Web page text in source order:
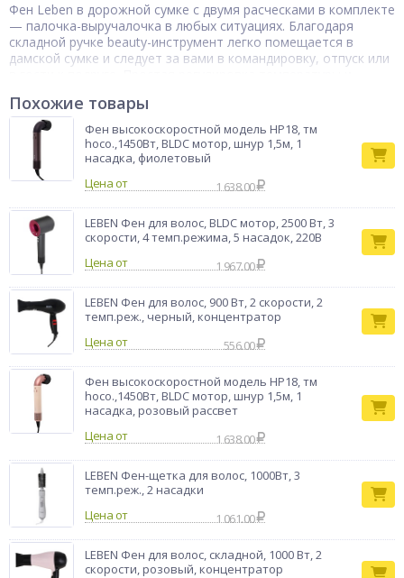
Фен Leben в дорожной сумке с двумя расческами в комплекте
— палочка-выручалочка в любых ситуациях. Благодаря
складной ручке beauty-инструмент легко помещается в
дамской сумке и следует за вами в командировку, отпуск или
Leben под потребности именно ваших волос.
Тип товара
Фен для волос
Leben
Похожие товары
Фен высокоскоростной модель HP18, тм
hoco.,1450Вт, BLDC мотор, шнур 1,5м, 1
насадка, фиолетовый
Цена от
1 638.00
LEBEN Фен для волос, BLDC мотор, 2500 Вт, 3
скорости, 4 темп.режима, 5 насадок, 220В
Цена от
1 967.00
LEBEN Фен для волос, 900 Вт, 2 скорости, 2
темп.реж., черный, концентратор
Цена от
556.00
Фен высокоскоростной модель HP18, тм
hoco.,1450Вт, BLDC мотор, шнур 1,5м, 1
насадка, розовый рассвет
Цена от
1 638.00
LEBEN Фен-щетка для волос, 1000Вт, 3
темп.реж., 2 насадки
Цена от
1 061.00
LEBEN Фен для волос, складной, 1000 Вт, 2
скорости, розовый, концентратор